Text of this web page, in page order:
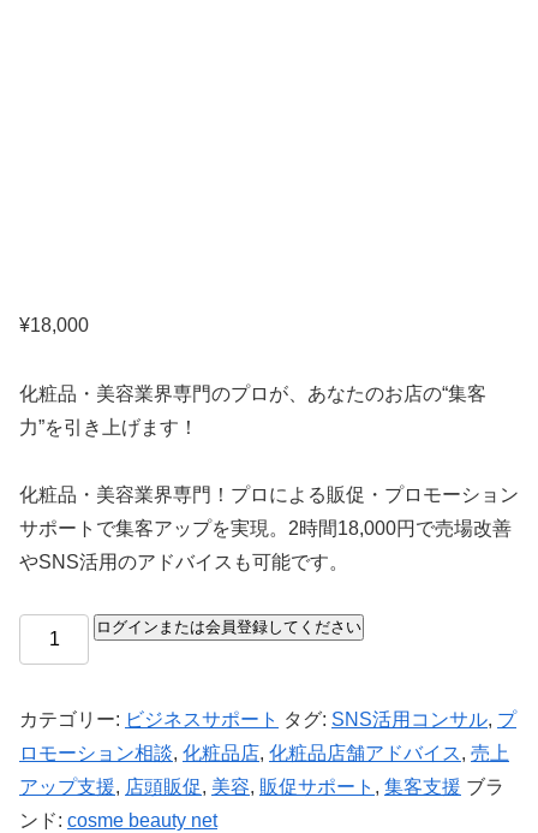
¥18,000
化粧品・美容業界専門のプロが、あなたのお店の“集客
力”を引き上げます！
化粧品・美容業界専門！プロによる販促・プロモーション
サポートで集客アップを実現。2時間18,000円で売場改善
やSNS活用のアドバイスも可能です。
ログインまたは会員登録してください
カテゴリー: ビジネスサポート タグ: SNS活用コンサル, プ
ロモーション相談, 化粧品店, 化粧品店舗アドバイス, 売上
アップ支援, 店頭販促, 美容, 販促サポート , 集客支援 ブラ
ンド: cosme beauty net